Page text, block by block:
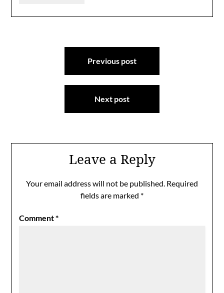
Previous post
Next post
Leave a Reply
Your email address will not be published. Required
fields are marked *
Comment*